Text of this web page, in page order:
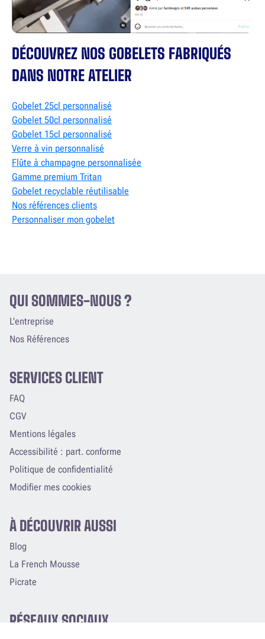
DÉCOUVREZ NOS GOBELETS FABRIQUÉS
DANS NOTRE ATELIER
Gobelet 25cl personnalisé
Gobelet 50cl personnalisé
Gobelet 15cl personnalisé
Verre à vin personnalisé
Flûte à champagne personnalisée
Gamme premium Tritan
Gobelet recyclable réutilisable
Nos références clients
Personnaliser mon gobelet
QUI SOMMES-NOUS ?
L'entreprise
Nos Références
SERVICES CLIENT
FAQ
CGV
Mentions légales
Accessibilité : part. conforme
Politique de confidentialité
Modifier mes cookies
À DÉCOUVRIR AUSSI
Blog
La French Mousse
Picrate
RÉSEAUX SOCIAUX